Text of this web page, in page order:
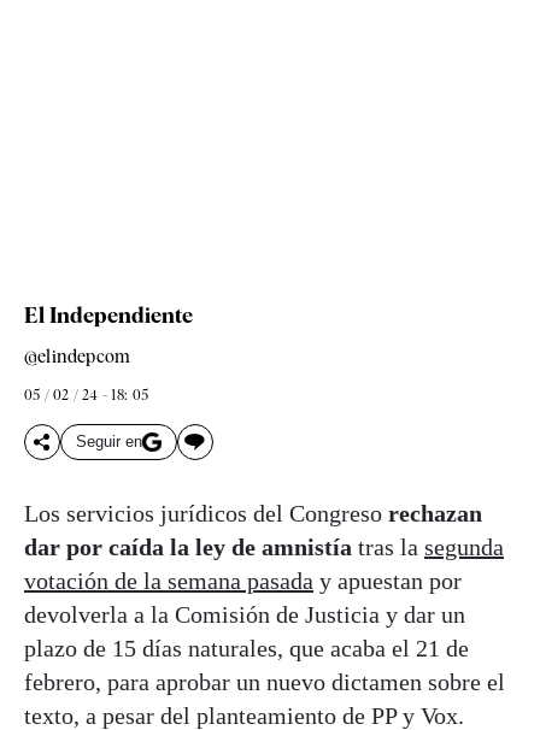
El Independiente
@elindepcom
05 / 02 / 24 - 18: 05
Seguir en
Los servicios jurídicos del Congreso rechazan
dar por caída la ley de amnistía tras la segunda
votación de la semana pasada y apuestan por
devolverla a la Comisión de Justicia y dar un
plazo de 15 días naturales, que acaba el 21 de
febrero, para aprobar un nuevo dictamen sobre el
texto, a pesar del planteamiento de PP y Vox.